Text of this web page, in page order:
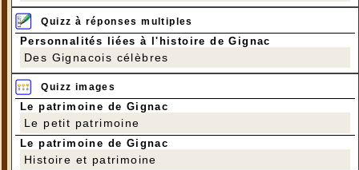
Quizz à réponses multiples
Personnalités liées à l'histoire de Gignac
Des Gignacois célèbres
Quizz images
Le patrimoine de Gignac
Le petit patrimoine
Le patrimoine de Gignac
Histoire et patrimoine
Après la rando, le pot de l'amitié
Et pour la première fois, Jean-Pierre est sur la
photo. Merci à Jean-Pierre Gaillard d'organiser
toutes ces randonnées des 1er et 3e lundis de
chaque mois (même si le lundi tombe un jour férié
!!!).
On se retrouve le dimanche 3 septembre pour la